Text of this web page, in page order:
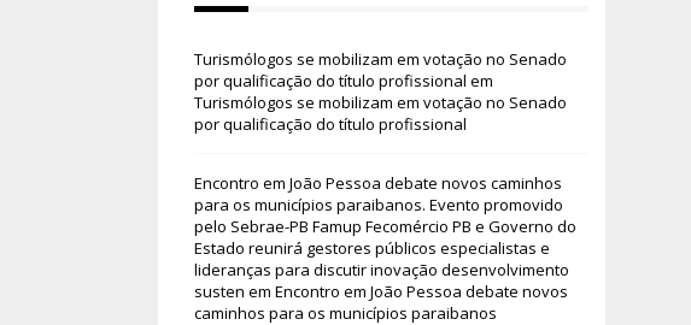
Turismólogos se mobilizam em votação no Senado
por qualificação do título profissional em
Turismólogos se mobilizam em votação no Senado
por qualificação do título profissional
Encontro em João Pessoa debate novos caminhos
para os municípios paraibanos. Evento promovido
pelo Sebrae-PB Famup Fecomércio PB e Governo do
Estado reunirá gestores públicos especialistas e
lideranças para discutir inovação desenvolvimento
susten em Encontro em João Pessoa debate novos
caminhos para os municípios paraibanos